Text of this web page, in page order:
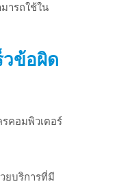
ารถใช้ใน
วข้อผิด
คอมพิวเตอร์
ยบริการที่มี